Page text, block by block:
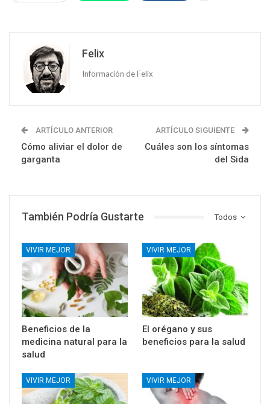
Felix
Información de Felix
ARTÍCULO ANTERIOR
Cómo aliviar el dolor de
garganta
ARTÍCULO SIGUIENTE
Cuáles son los síntomas
del Sida
Todos
También Podría Gustarte
VIVIR MEJOR
Beneficios de la
medicina natural para la
salud
VIVIR MEJOR
El orégano y sus
beneficios para la salud
VIVIR MEJOR VIVIR MEJOR